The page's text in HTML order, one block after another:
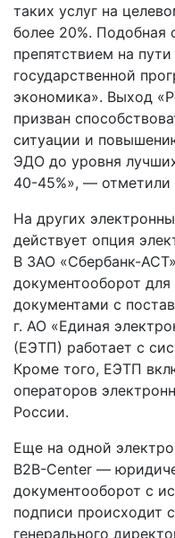
таких услуг на
более 20%. Подобная
препятствием на
государственной
экономика». Выход
призван
ситуации и
ЭДО до уровня
40-45%», — отметили
На других
действует опция
В ЗАО «Сбербанк-
документооборот
документами с
г. АО «Единая
(ЕЭТП) работает с
Кроме того, ЕЭТП
операторов
России.
Еще на одной
B2B-Center —
документооборот с
подписи происходит
генерального